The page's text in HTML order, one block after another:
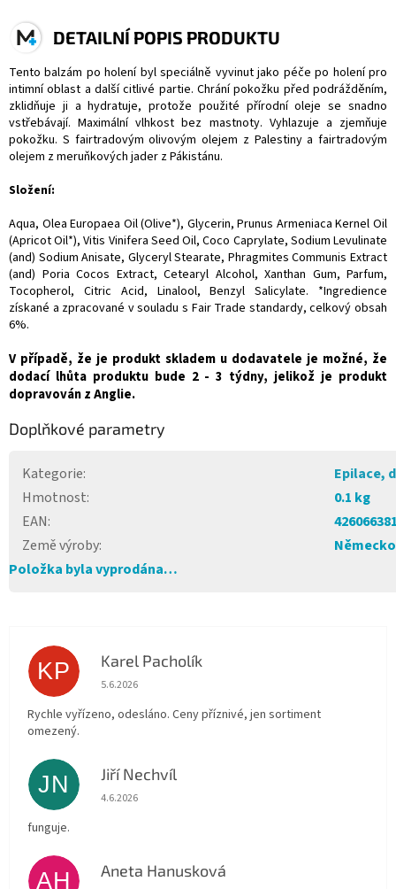
DETAILNÍ POPIS PRODUKTU
Tento balzám po holení byl speciálně vyvinut jako péče po holení pro
intimní oblast a další citlivé partie. Chrání pokožku před podrážděním,
zklidňuje ji a hydratuje, protože použité přírodní oleje se snadno
vstřebávají. Maximální vlhkost bez mastnoty. Vyhlazuje a zjemňuje
pokožku. S fairtradovým olivovým olejem z Palestiny a fairtradovým
olejem z meruňkových jader z Pákistánu.
Složení:
Aqua, Olea Europaea Oil (Olive*), Glycerin, Prunus Armeniaca Kernel Oil
(Apricot Oil*), Vitis Vinifera Seed Oil, Coco Caprylate, Sodium Levulinate
(and) Sodium Anisate, Glyceryl Stearate, Phragmites Communis Extract
(and) Poria Cocos Extract, Cetearyl Alcohol, Xanthan Gum, Parfum,
Tocopherol, Citric Acid, Linalool, Benzyl Salicylate. *Ingredience
získané a zpracované v souladu s Fair Trade standardy, celkový obsah
6%.
V případě, že je produkt skladem u dodavatele je možné, že
dodací lhůta produktu bude 2 - 3 týdny, jelikož je produkt
dopravován z Anglie.
Doplňkové parametry
Kategorie:
Epilace,
Hmotnost:
0.1 kg
EAN:
Země výroby:
Německo
Položka byla vyprodána…
KP Karel Pacholík
Hodnocení obchodu je 4 z 5 hvězdiček.
5.6.2026
Rychle vyřízeno, odesláno. Ceny příznivé, jen sortiment
omezený.
JN Jiří Nechvíl
Hodnocení obchodu je 5 z 5 hvězdiček.
4.6.2026
funguje.
AH Aneta Hanusková